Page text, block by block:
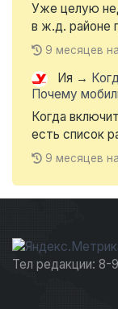
Уже целую
в ж.д. районе
9 месяцев
Ия →
Почему
Когда
есть список
9 месяцев
Тел редакции: 8-